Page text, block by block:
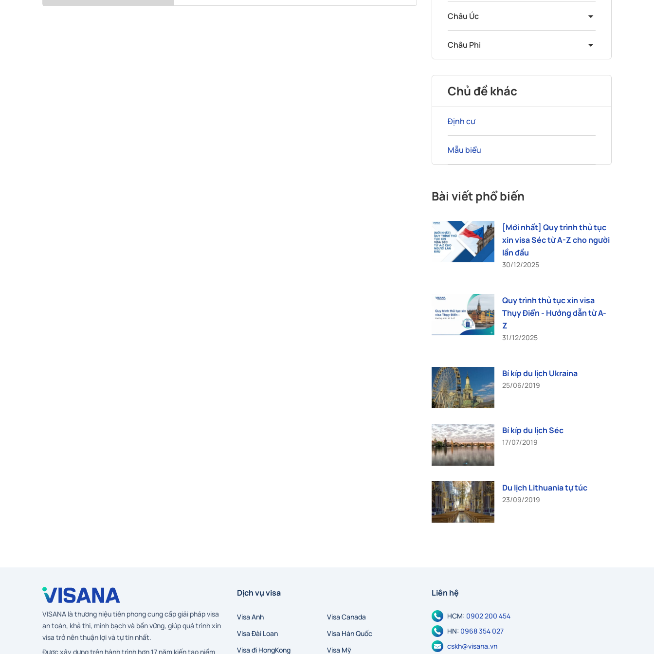
Châu Úc
Châu Phi
Chủ đề khác
Định cư
Mẫu biểu
Bài viết phổ biến
[Mới nhất] Quy trình thủ tục
xin visa Séc từ A-Z cho người
lần đầu
30/12/2025
Quy trình thủ tục xin visa
Thụy Điển - Hướng dẫn từ A-
Z
31/12/2025
Bí kíp du lịch Ukraina
25/06/2019
Bí kíp du lịch Séc
17/07/2019
Du lịch Lithuania tự túc
23/09/2019
VISANA là thương hiệu tiên phong cung cấp giải pháp visa
an toàn, khả thi, minh bạch và bền vững, giúp quá trình xin
visa trở nên thuận lợi và tự tin nhất.
Được xây dựng trên hành trình hơn 17 năm kiến tạo niềm
Dịch vụ visa
Visa Anh
Visa Canada
Visa Đài Loan
Visa Hàn Quốc
Visa đi HongKong
Visa Mỹ
Liên hệ
HCM: 0902 200 454
HN: 0968 354 027
cskh@visana.vn